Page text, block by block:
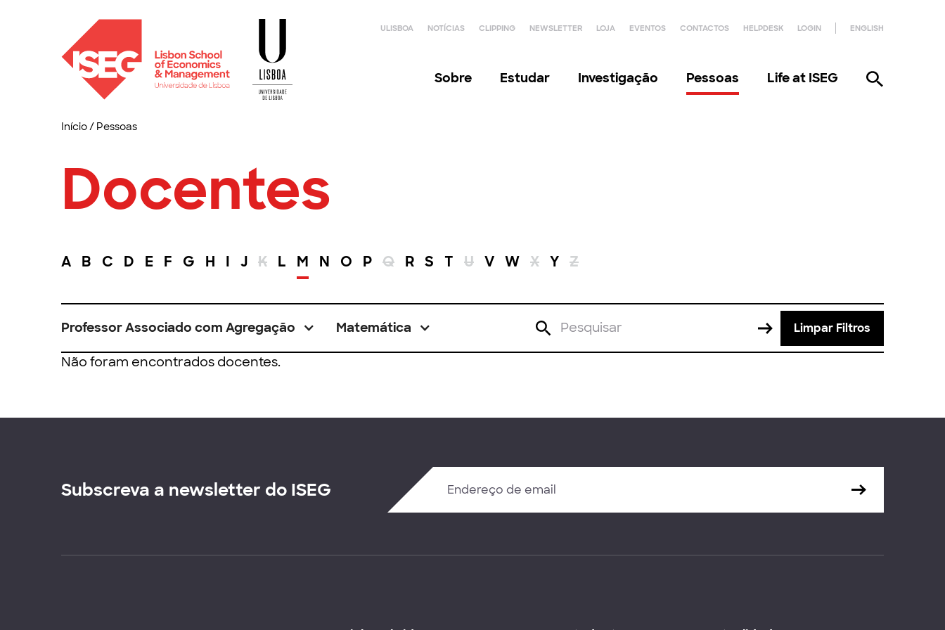
ULISBOA NOTÍCIAS CLIPPING NEWSLETTER LOJA EVENTOS CONTACTOS HELPDESK LOGIN ENGLISH
Sobre Estudar Investigação Pessoas Life at ISEG
Início/ Pessoas
Docentes
A B C D E F G H I J K L M N O P Q R S T U V W X Y Z
Professor Associado com Agregação Matemática Limpar Filtros
Não foram encontrados docentes.
Subscreva a newsletter do ISEG